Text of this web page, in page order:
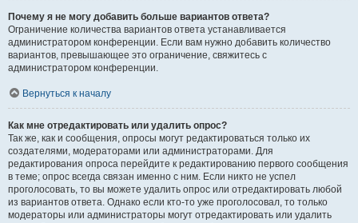
Почему я не могу добавить больше вариантов ответа?
Ограничение количества вариантов ответа устанавливается
администратором конференции. Если вам нужно добавить количество
вариантов, превышающее это ограничение, свяжитесь с
администратором конференции.
Вернуться к началу
Как мне отредактировать или удалить опрос?
Так же, как и сообщения, опросы могут редактироваться только их
создателями, модераторами или администраторами. Для
редактирования опроса перейдите к редактированию первого сообщения
в теме; опрос всегда связан именно с ним. Если никто не успел
проголосовать, то вы можете удалить опрос или отредактировать любой
из вариантов ответа. Однако если кто-то уже проголосовал, то только
модераторы или администраторы могут отредактировать или удалить